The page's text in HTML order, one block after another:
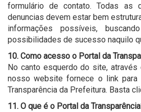
formulário de contato. Todas as
denuncias devem estar bem
informações possíveis,
possibilidades de sucesso naquilo
10. Como acesso o Portal da
No canto esquerdo do site, através
nosso website fornece o link
Transparência da Prefeitura. Basta
11. O que é o Portal da